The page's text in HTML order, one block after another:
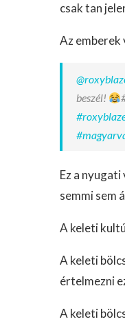
csak tan
Az emberek
beszél!
Ez a
semmi sem
A keleti
A keleti
értelmezni
A keleti